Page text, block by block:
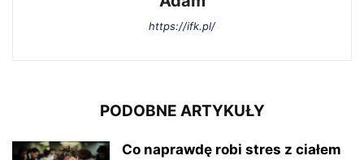
https://ifk.pl/
PODOBNE ARTYKUŁY
Co naprawdę robi stres z ciałem